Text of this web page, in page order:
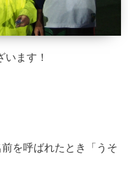
ます！
を呼ばれたとき「うそ